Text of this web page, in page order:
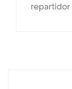
repartidor